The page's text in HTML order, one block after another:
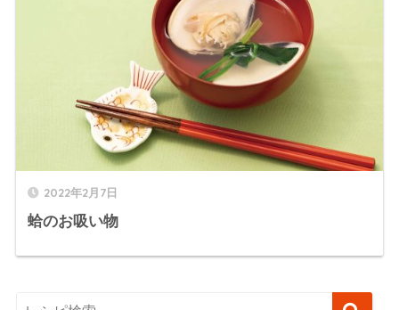
2022年2月7日
蛤のお吸い物